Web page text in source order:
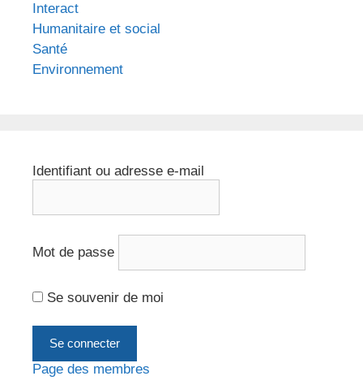
Interact
Humanitaire et social
Santé
Environnement
Identifiant ou adresse e-mail
Mot de passe
Se souvenir de moi
Page des membres